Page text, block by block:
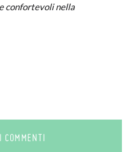
confortevoli nella